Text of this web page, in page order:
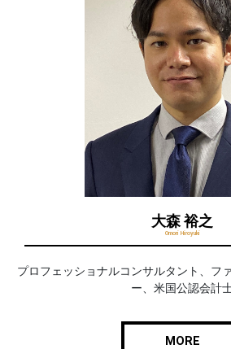
大森 裕之
Omori Hiroyuki
プロフェッショナルコンサルタント、フ
ー、米国公認会計
MORE